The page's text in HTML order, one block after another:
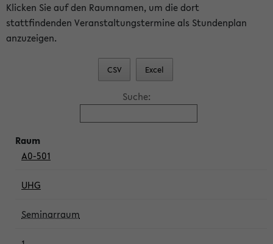
Klicken Sie auf den Raumnamen, um die dort
stattfindenden Veranstaltungstermine als Stundenplan
anzuzeigen.
CSV Excel
Suche:
A0-501
UHG
Seminarraum